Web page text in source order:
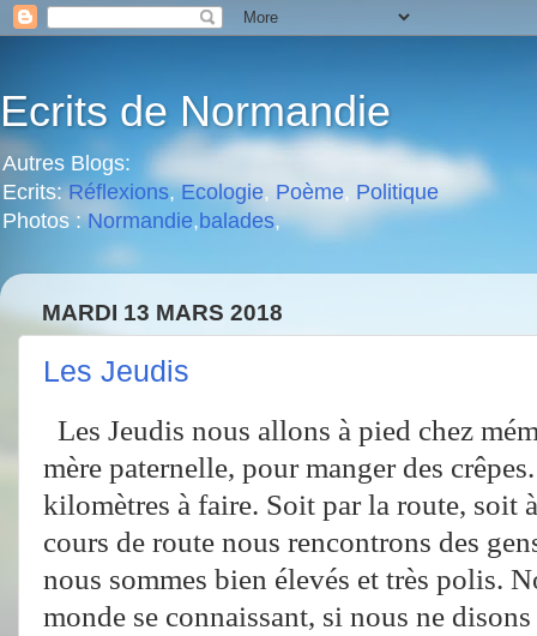
Ecrits de Normandie
Autres Blogs:
Ecrits:Réflexions,Ecologie, Poème, Politique
Photos :Normandie,balades,
MARDI 13 MARS 2018
Les Jeudis
Les Jeudis nous allons à pied chez
mère paternelle, pour manger des
kilomètres à faire. Soit par la route, soit
cours de route nous rencontrons des
nous sommes bien élevés et très polis.
monde se connaissant, si nous ne